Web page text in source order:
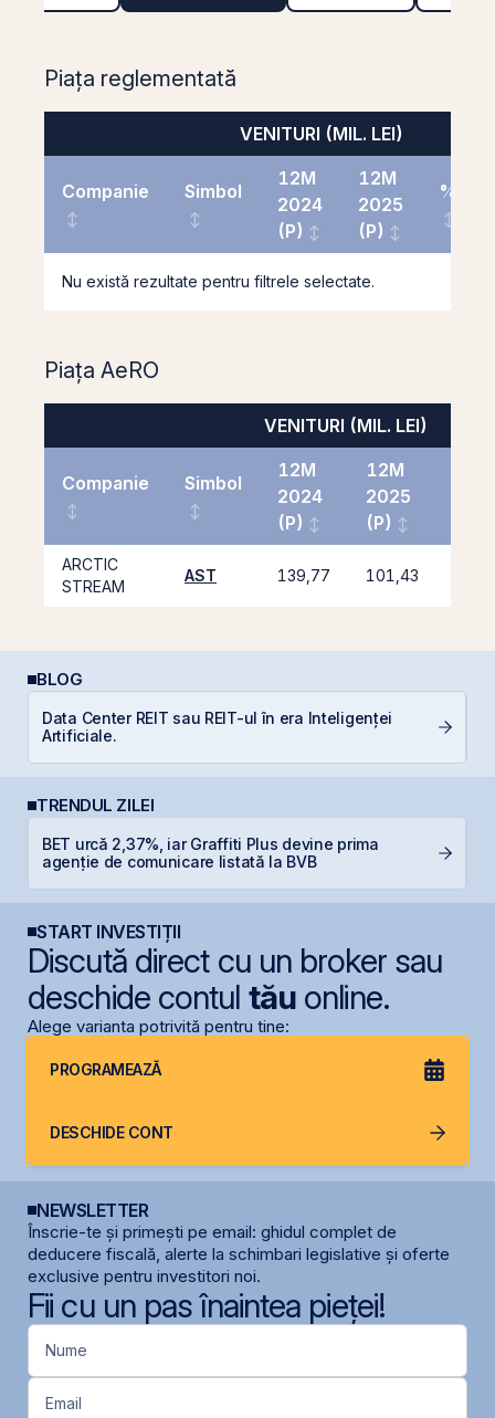
Piața reglementată
VENITURI (MIL. LEI)
Companie Simbol
12M
2024
(P)
12M
2025
(P)
%
Nu există rezultate pentru filtrele selectate.
Piața AeRO
VENITURI (MIL. LEI)
Companie Simbol
12M
2024
(P)
12M
2025
(P)
ARCTIC
STREAM
AST 139,77 101,43
BLOG
Data Center REIT sau REIT-ul în era Inteligenței
Artificiale.
TRENDUL ZILEI
BET urcă 2,37%, iar Graffiti Plus devine prima
agenție de comunicare listată la BVB
START INVESTIȚII
Discută direct cu un broker sau
deschide contul tăuonline.
Alege varianta potrivită pentru tine:
PROGRAMEAZĂ
DESCHIDE CONT
NEWSLETTER
Înscrie-te și primești pe email: ghidul complet de
deducere fiscală, alerte la schimbari legislative și oferte
exclusive pentru investitori noi.
Fii cu un pas înaintea pieței!
Nume
Email